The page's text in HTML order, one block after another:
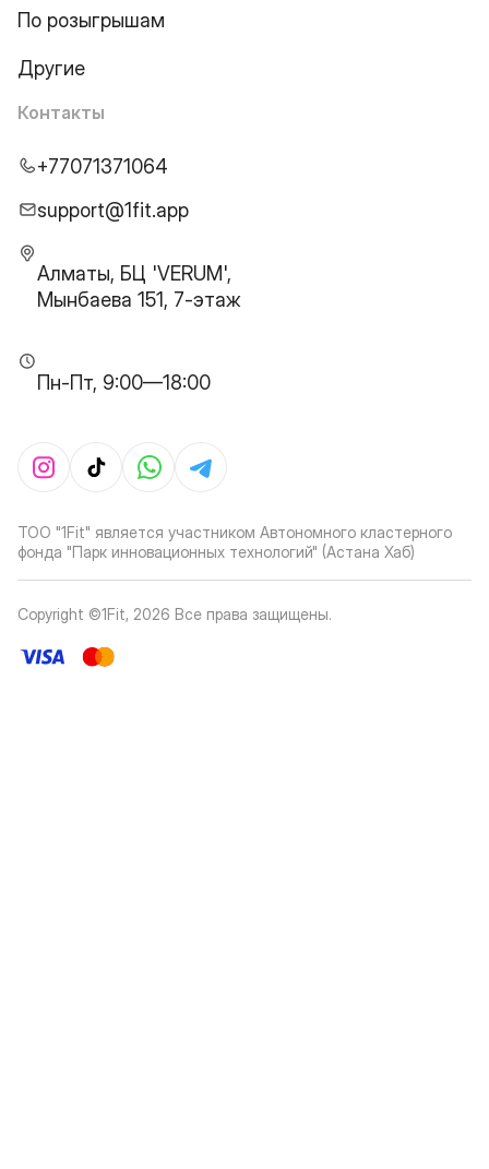
По розыгрышам
Другие
Контакты
+77071371064
support@1fit.app
Алматы, БЦ 'VERUM',
Мынбаева 151, 7-этаж
Пн-Пт, 9:00—18:00
ТОО "1Fit" является участником Автономного кластерного
фонда "Парк инновационных технологий" (Астана Хаб)
Copyright ©1Fit, 2026 Все права защищены.